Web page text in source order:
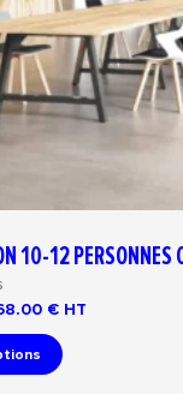
10-12 PERSONNES
€ HT